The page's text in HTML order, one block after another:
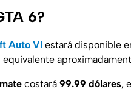
6?
Auto VI estará disponible
equivalente
costará 99.99 dólares,